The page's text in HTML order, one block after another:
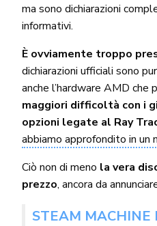
ma sono dichiarazioni
informativi.
È ovviamente troppo
dichiarazioni ufficiali sono
anche l’hardware AMD
maggiori difficoltà con i
opzioni legate al Ray
abbiamo approfondito in
Ciò non di meno la vera
prezzo, ancora da
STEAM MACHINE